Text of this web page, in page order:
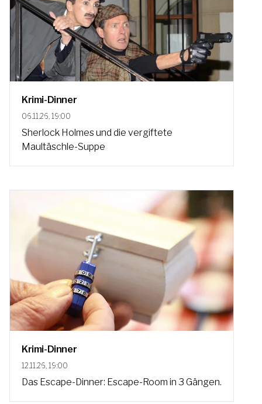
Krimi-Dinner
06.11.26, 19:00
Sherlock Holmes und die vergiftete
Maultäschle-Suppe
Krimi-Dinner
12.11.26, 19:00
Das Escape-Dinner: Escape-Room in 3 Gängen.